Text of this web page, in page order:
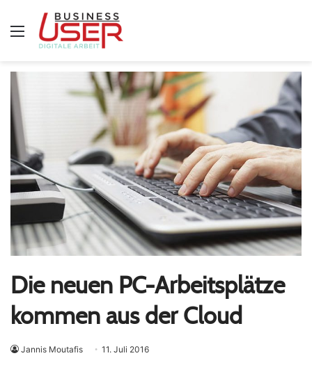
Menü
Die neuen PC-Arbeitsplätze
kommen aus der Cloud
Jannis Moutafis 11. Juli 2016